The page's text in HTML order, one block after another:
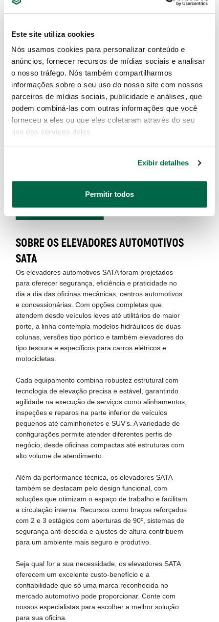
Este site utiliza cookies
Nós usamos cookies para personalizar conteúdo e
anúncios, fornecer recursos de mídias sociais e analisar
o nosso tráfego. Nós também compartilharmos
informações sobre o seu uso do nosso site com nossos
parceiros de mídias sociais, publicidade e análises, que
podem combiná-las com outras informações que você
forneceu a eles ou que eles coletaram através do seu
uso dos serviços deles
Exibir detalhes
Permitir todos
SC355057T
SC355057R
SC355057R
SOBRE OS ELEVADORES AUTOMOTIVOS
SATA
Os elevadores automotivos SATA foram projetados
para oferecer segurança, eficiência e praticidade no
dia a dia das oficinas mecânicas, centros automotivos
e concessionárias. Com opções completas que
atendem desde veículos leves até utilitários de maior
porte, a linha contempla modelos hidráulicos de duas
colunas, versões tipo pórtico e também elevadores do
tipo tesoura e específicos para carros elétricos e
motocicletas.
Cada equipamento combina robustez estrutural com
tecnologia de elevação precisa e estável, garantindo
agilidade na execução de serviços como alinhamentos,
inspeções e reparos na parte inferior de veículos
pequenos até caminhonetes e SUV’s. A variedade de
configurações permite atender diferentes perfis de
negócio, desde oficinas compactas até estruturas com
alto volume de atendimento.
Além da performance técnica, os elevadores SATA
também se destacam pelo design funcional, com
soluções que otimizam o espaço de trabalho e facilitam
a circulação interna. Recursos como braços reforçados
com 2 e 3 estágios com aberturas de 90º, sistemas de
segurança anti descida e ajustes de altura contribuem
para um ambiente mais seguro e produtivo.
Seja qual for a sua necessidade, os elevadores SATA
oferecem um excelente custo-benefício e a
confiabilidade que só uma marca reconhecida no
mercado automotivo pode proporcionar. Conte com
nossos especialistas para escolher a melhor solução
para sua oficina.